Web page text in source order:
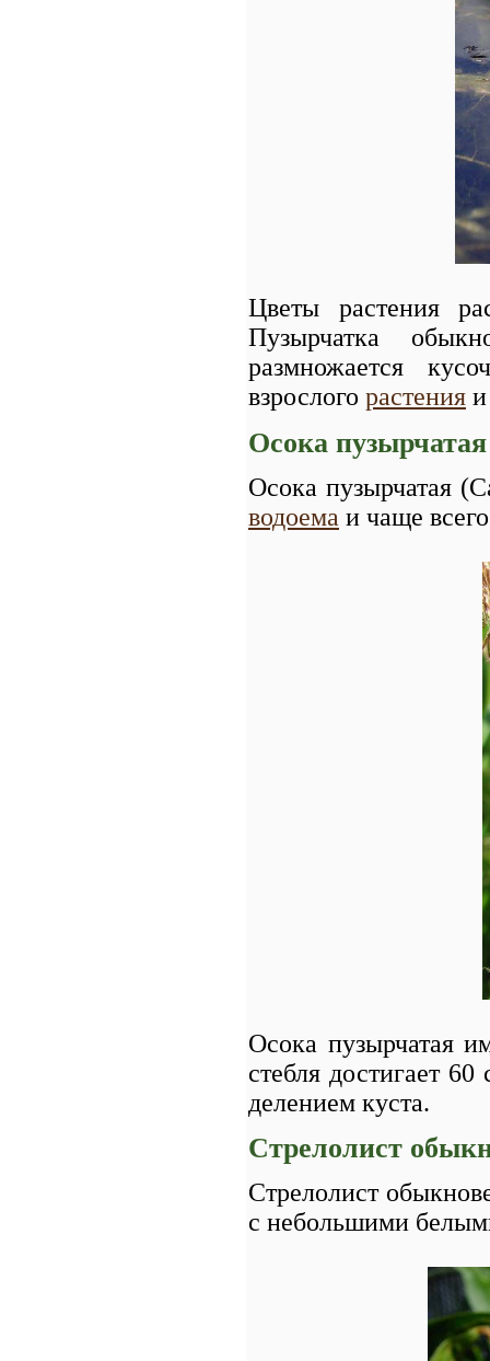
Цветы растения
Пузырчатка
размножается
взрослого растения
Осока пузырчатая
Осока пузырчатая
водоема и чаще
Осока пузырчатая
стебля достигает
делением куста.
Стрелолист
Стрелолист
с небольшими